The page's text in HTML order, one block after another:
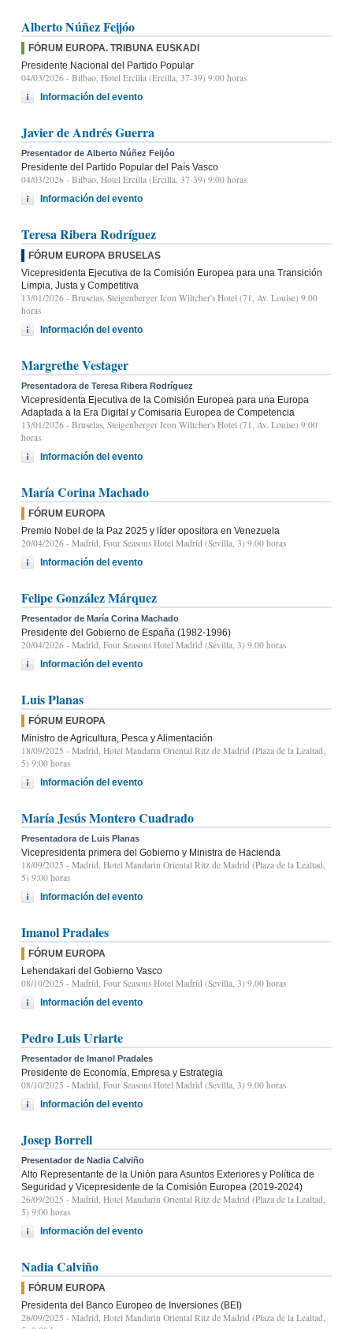
Alberto Núñez Feijóo
FÓRUM EUROPA. TRIBUNA EUSKADI
Presidente Nacional del Partido Popular
04/03/2026 - Bilbao, Hotel Ercilla (Ercilla, 37-39) 9:00 horas
Información del evento
Javier de Andrés Guerra
Presentador de Alberto Núñez Feijóo
Presidente del Partido Popular del País Vasco
04/03/2026 - Bilbao, Hotel Ercilla (Ercilla, 37-39) 9:00 horas
Información del evento
Teresa Ribera Rodríguez
FÓRUM EUROPA BRUSELAS
Vicepresidenta Ejecutiva de la Comisión Europea para una Transición
Limpia, Justa y Competitiva
13/01/2026 - Bruselas, Steigenberger Icon Wiltcher's Hotel (71, Av. Louise) 9:00
horas
Información del evento
Margrethe Vestager
Presentadora de Teresa Ribera Rodríguez
Vicepresidenta Ejecutiva de la Comisión Europea para una Europa
Adaptada a la Era Digital y Comisaria Europea de Competencia
13/01/2026 - Bruselas, Steigenberger Icon Wiltcher's Hotel (71, Av. Louise) 9:00
horas
Información del evento
María Corina Machado
FÓRUM EUROPA
Premio Nobel de la Paz 2025 y líder opositora en Venezuela
20/04/2026 - Madrid, Four Seasons Hotel Madrid (Sevilla, 3) 9.00 horas
Información del evento
Felipe González Márquez
Presentador de María Corina Machado
Presidente del Gobierno de España (1982-1996)
20/04/2026 - Madrid, Four Seasons Hotel Madrid (Sevilla, 3) 9.00 horas
Información del evento
Luis Planas
FÓRUM EUROPA
Ministro de Agricultura, Pesca y Alimentación
18/09/2025 - Madrid, Hotel Mandarin Oriental Ritz de Madrid (Plaza de la Lealtad,
5) 9:00 horas
Información del evento
María Jesús Montero Cuadrado
Presentadora de Luis Planas
Vicepresidenta primera del Gobierno y Ministra de Hacienda
18/09/2025 - Madrid, Hotel Mandarin Oriental Ritz de Madrid (Plaza de la Lealtad,
5) 9:00 horas
Información del evento
Imanol Pradales
FÓRUM EUROPA
Lehendakari del Gobierno Vasco
08/10/2025 - Madrid, Four Seasons Hotel Madrid (Sevilla, 3) 9.00 horas
Información del evento
Pedro Luis Uriarte
Presentador de Imanol Pradales
Presidente de Economía, Empresa y Estrategia
08/10/2025 - Madrid, Four Seasons Hotel Madrid (Sevilla, 3) 9.00 horas
Información del evento
Josep Borrell
Presentador de Nadia Calviño
Alto Representante de la Unión para Asuntos Exteriores y Política de
Seguridad y Vicepresidente de la Comisión Europea (2019-2024)
26/09/2025 - Madrid, Hotel Mandarin Oriental Ritz de Madrid (Plaza de la Lealtad,
5) 9:00 horas
Información del evento
Nadia Calviño
FÓRUM EUROPA
Presidenta del Banco Europeo de Inversiones (BEI)
26/09/2025 - Madrid, Hotel Mandarin Oriental Ritz de Madrid (Plaza de la Lealtad,